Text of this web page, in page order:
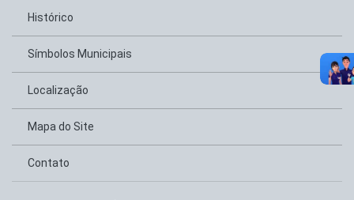
Histórico
Símbolos Municipais
Localização
Mapa do Site
Contato